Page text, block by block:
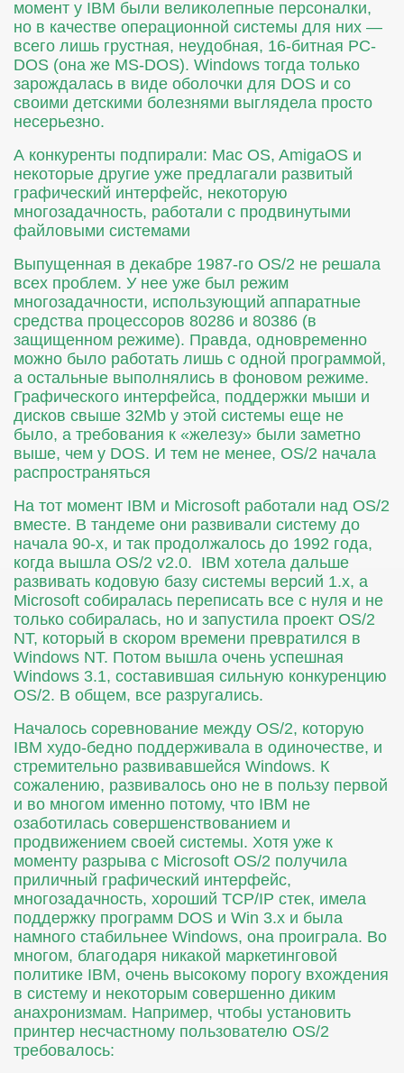
момент у IBM были великолепные персоналки,
но в качестве операционной системы для них —
всего лишь грустная, неудобная, 16-битная PC-
DOS (она же MS-DOS). Windows тогда только
зарождалась в виде оболочки для DOS и со
своими детскими болезнями выглядела просто
несерьезно.
А конкуренты подпирали: Mac OS, AmigaOS и
некоторые другие уже предлагали развитый
графический интерфейс, некоторую
многозадачность, работали с продвинутыми
файловыми системами
Выпущенная в декабре 1987-го OS/2 не решала
всех проблем. У нее уже был режим
многозадачности, использующий аппаратные
средства процессоров 80286 и 80386 (в
защищенном режиме). Правда, одновременно
можно было работать лишь с одной программой,
а остальные выполнялись в фоновом режиме.
Графического интерфейса, поддержки мыши и
дисков свыше 32Mb у этой системы еще не
было, а требования к «железу» были заметно
выше, чем у DOS. И тем не менее, OS/2 начала
распространяться
На тот момент IBM и Microsoft работали над OS/2
вместе. В тандеме они развивали систему до
начала 90-х, и так продолжалось до 1992 года,
когда вышла OS/2 v2.0. IBM хотела дальше
развивать кодовую базу системы версий 1.х, а
Microsoft собиралась переписать все с нуля и не
только собиралась, но и запустила проект OS/2
NT, который в скором времени превратился в
Windows NT. Потом вышла очень успешная
Windows 3.1, составившая сильную конкуренцию
OS/2. В общем, все разругались.
Началось соревнование между OS/2, которую
IBM худо-бедно поддерживала в одиночестве, и
стремительно развивавшейся Windows. К
сожалению, развивалось оно не в пользу первой
и во многом именно потому, что IBM не
озаботилась совершенствованием и
продвижением своей системы. Хотя уже к
моменту разрыва с Microsoft OS/2 получила
приличный графический интерфейс,
многозадачность, хороший TCP/IP стек, имела
поддержку программ DOS и Win 3.x и была
намного стабильнее Windows, она проиграла. Во
многом, благодаря никакой маркетинговой
политике IBM, очень высокому порогу вхождения
в систему и некоторым совершенно диким
анахронизмам. Например, чтобы установить
принтер несчастному пользователю OS/2
требовалось: